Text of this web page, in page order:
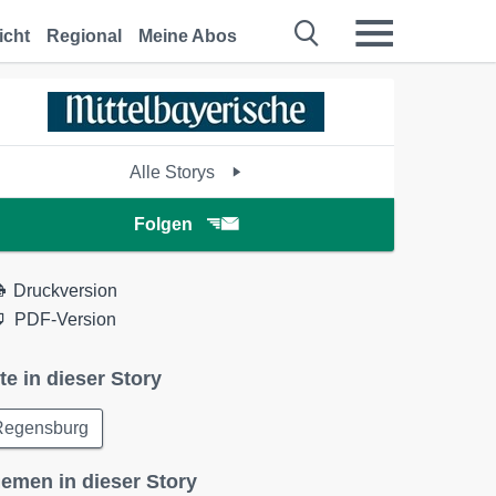
Regional Meine Abos
Alle Storys
Folgen
Druckversion
PDF-Version
in dieser Story
in dieser Story